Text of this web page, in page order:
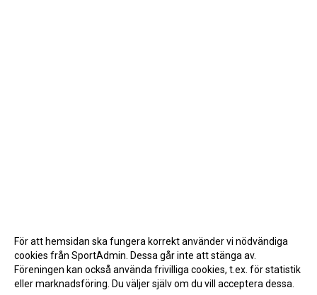
För att hemsidan ska fungera korrekt använder vi nödvändiga
cookies från SportAdmin. Dessa går inte att stänga av.
Föreningen kan också använda frivilliga cookies, t.ex. för statistik
eller marknadsföring. Du väljer själv om du vill acceptera dessa.